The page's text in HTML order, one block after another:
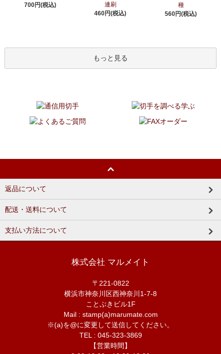
700円(税込)
連刷
460円(税込)
種
560円(税込)
もっと見る
返品について
配送・送料について
支払い方法について
株式会社 マルメイト
〒221-0822
横浜市神奈川区西神奈川1-7-8
ことぶきビル1F
Mail : stamp(a)marumate.com
※(a)を@に変更して送信してください。
TEL : 045-323-3869
【営業時間】